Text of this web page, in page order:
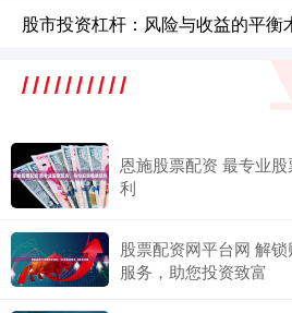
股市投资杠杆：风险与收益的平衡
恩施股票配资 最专业
利
股票配资网平台网 解
服务，助您投资致富